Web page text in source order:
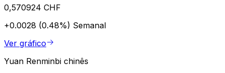
0,570924 CHF
+0.0028 (0.48%) Semanal
Ver gráfico
Yuan Renminbi chinês